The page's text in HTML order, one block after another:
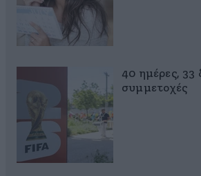
40 ημέρες, 33
συμμετοχές